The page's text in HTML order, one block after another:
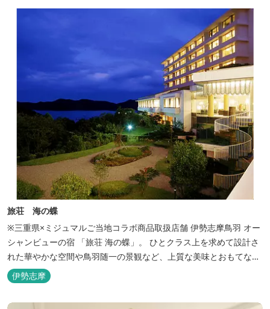
旅荘 海の蝶
※三重県×ミジュマルご当地コラボ商品取扱店舗 伊勢志摩鳥羽 オー
シャンビューの宿 「旅荘 海の蝶」。 ひとクラス上を求めて設計さ
れた華やかな空間や鳥羽随一の景観など、上質な美味とおもてなし
をお約束します。 海の蝶ならではのゆとりの休日をお過ごし下さい
ませ。
伊勢志摩